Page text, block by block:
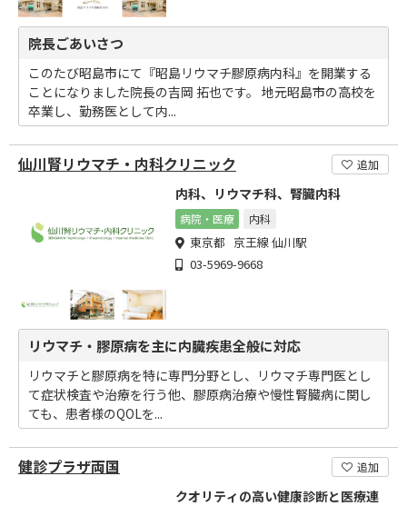
院長ごあいさつ
このたび昭島市にて『昭島リウマチ膠原病内科』を開業する
ことになりました院長の吉岡 拓也です。 地元昭島市の高校を
卒業し、勤務医として内...
仙川腎リウマチ・内科クリニック 追加
内科、リウマチ科、腎臓内科
病院・医療 内科
東京都 京王線 仙川駅
03-5969-9668
リウマチ・膠原病を主に内臓疾患全般に対応
リウマチと膠原病を特に専門分野とし、リウマチ専門医とし
て症状検査や治療を行う他、膠原病治療や慢性腎臓病に関し
ても、患者様のQOLを...
健診プラザ両国 追加
クオリティの高い健康診断と医療連